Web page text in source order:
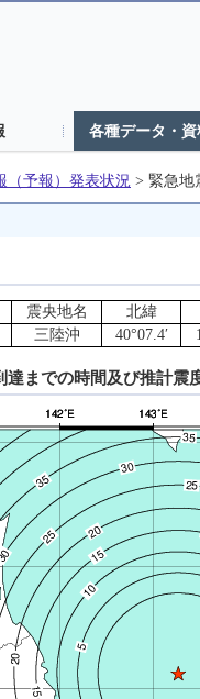
各種データ・資
（予報）発表状況 > 緊急地
震央地名 北緯
三陸沖 40°07.4′
までの時間及び推計震